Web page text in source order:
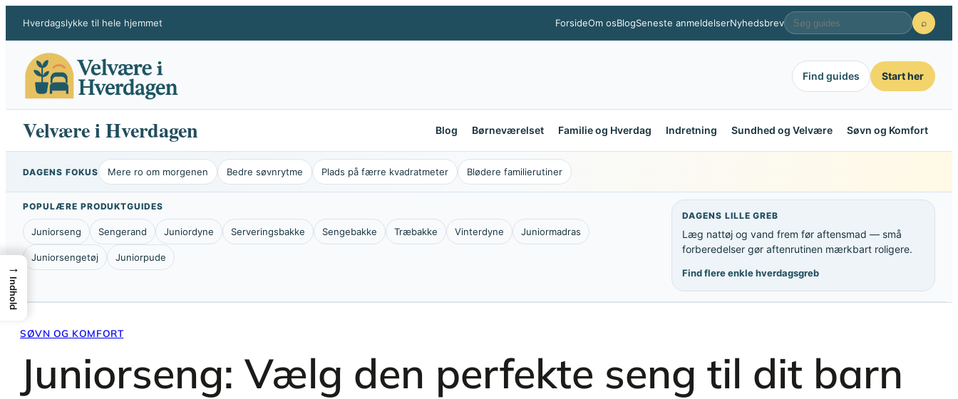
indhold
Hverdagslykke til hele hjemmet ForsideOm osBlogSeneste anmeldelserNyhedsbrev ⌕
Find guides Start her
Velvære i Hverdagen Blog Børneværelset Familie og Hverdag Indretning Sundhed og Velvære Søvn og Komfort
DAGENS FOKUS Mere ro om morgenen Bedre søvnrytme Plads på færre kvadratmeter Blødere familierutiner
POPULÆRE PRODUKTGUIDES
Juniorseng Sengerand Juniordyne Serveringsbakke Sengebakke Træbakke Vinterdyne Juniormadras
Juniorsengetøj Juniorpude
DAGENS LILLE GREB
Læg nattøj og vand frem før aftensmad — små
forberedelser gør aftenrutinen mærkbart roligere.
Find flere enkle hverdagsgreb
SØVN OG KOMFORT
Juniorseng: Vælg den perfekte seng til dit barn
→
Indhold